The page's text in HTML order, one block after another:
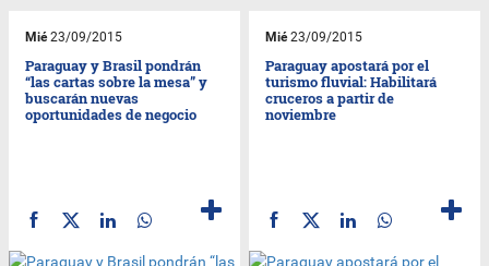
Mié23/09/2015
Paraguay y Brasil pondrán
“las cartas sobre la mesa” y
buscarán nuevas
oportunidades de negocio
Mié23/09/2015
Paraguay apostará por el
turismo fluvial: Habilitará
cruceros a partir de
noviembre